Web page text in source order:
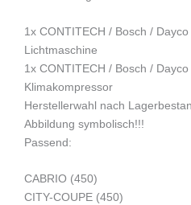
1x CONTITECH / Bosch /
Lichtmaschine
1x CONTITECH / Bosch /
Klimakompressor
Herstellerwahl nach
Abbildung symbolisch!!!
Passend:
CABRIO (450)
CITY-COUPE (450)